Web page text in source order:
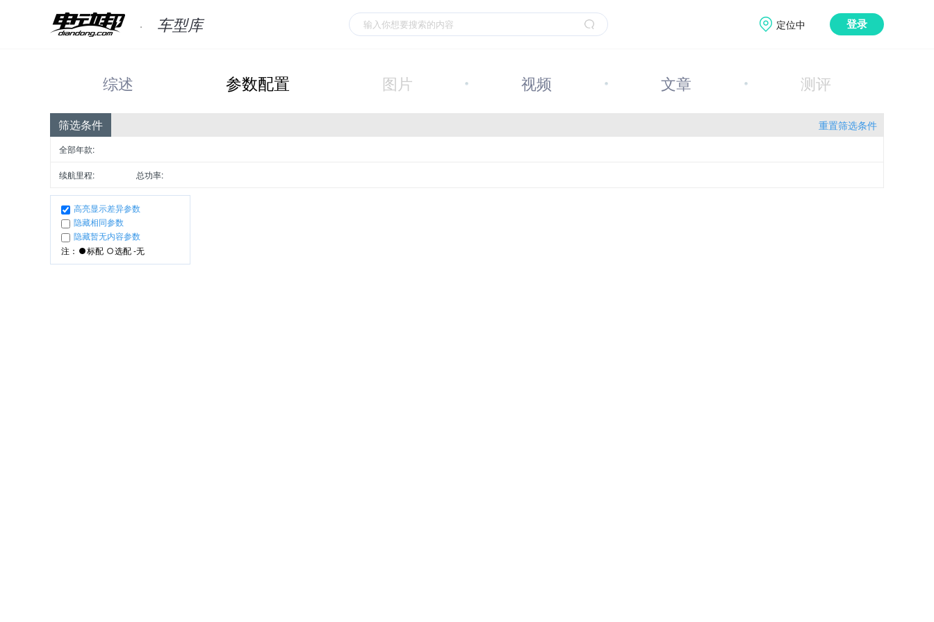
车型库 定位中 登录
综述 参数配置 图片 视频 文章 测评
筛选条件 重置筛选条件
全部年款:
续航里程: 总功率:
高亮显示差异参数
隐藏相同参数
隐藏暂无内容参数
注： 标配 选配 -无